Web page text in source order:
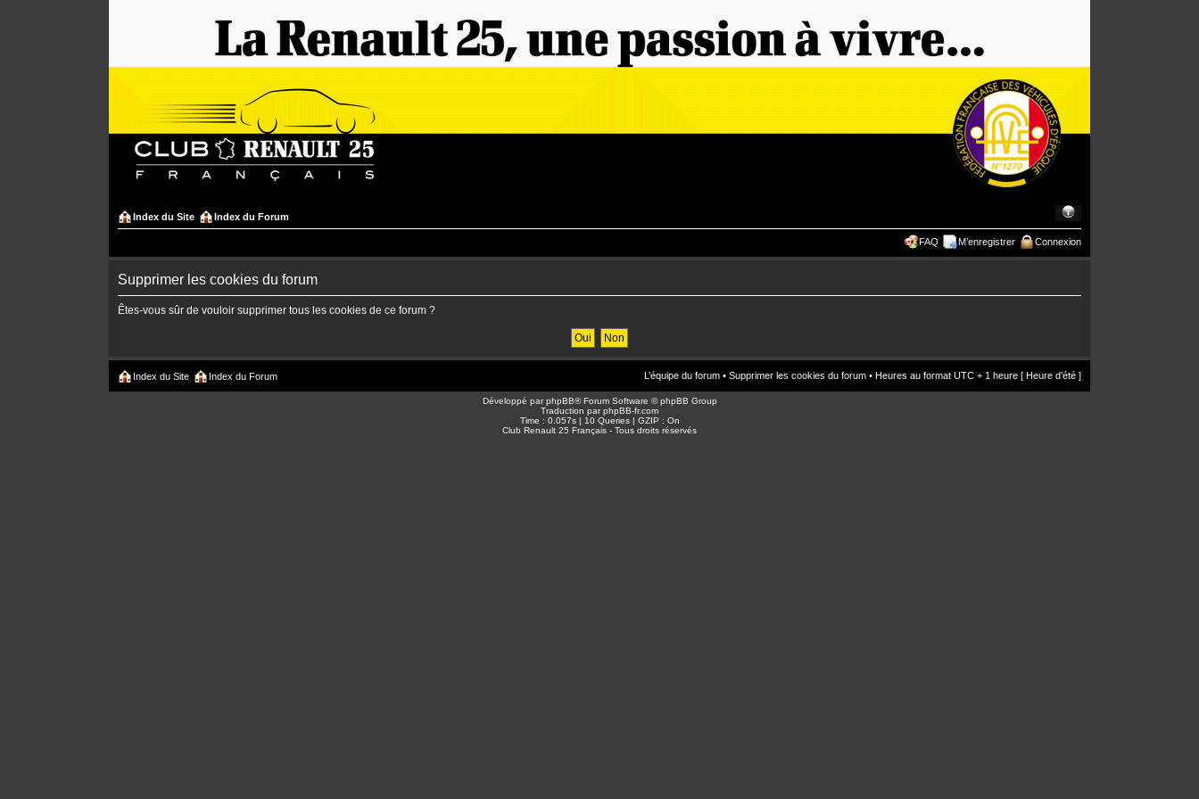
Index du Site Index du Forum
FAQ M’enregistrer Connexion
Supprimer les cookies du forum
Êtes-vous sûr de vouloir supprimer tous les cookies de ce forum ?
Index du Site Index du Forum L’équipe du forum • Supprimer les cookies du forum • Heures au format UTC + 1 heure [ Heure d’été ]
Développé parphpBB® Forum Software © phpBB Group
Traduction parphpBB-fr.com
Time : 0.057s | 10 Queries | GZIP : On
Club Renault 25 Français - Tous droits réservés